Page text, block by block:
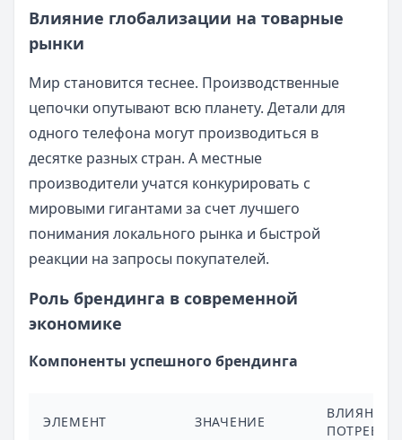
Влияние глобализации на товарные
рынки
Мир становится теснее. Производственные
цепочки опутывают всю планету. Детали для
одного телефона могут производиться в
десятке разных стран. А местные
производители учатся конкурировать с
мировыми гигантами за счет лучшего
понимания локального рынка и быстрой
реакции на запросы покупателей.
Роль брендинга в современной
экономике
Компоненты успешного брендинга
ЭЛЕМЕНТ ЗНАЧЕНИЕ
ВЛИЯНИЕ